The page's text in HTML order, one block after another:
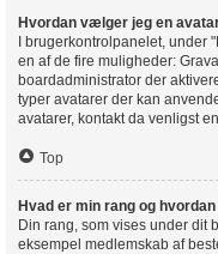
Hvordan vælger jeg en
I brugerkontrolpanelet, under
en af de fire muligheder:
boardadministrator der
typer avatarer der kan
avatarer, kontakt da venligst
Top
Hvad er min rang og
Din rang, som vises under
eksempel medlemskab af